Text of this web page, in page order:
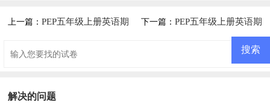
上一篇：PEP五年级上册英语期 下一篇： PEP五年级上册英语期
解决的问题